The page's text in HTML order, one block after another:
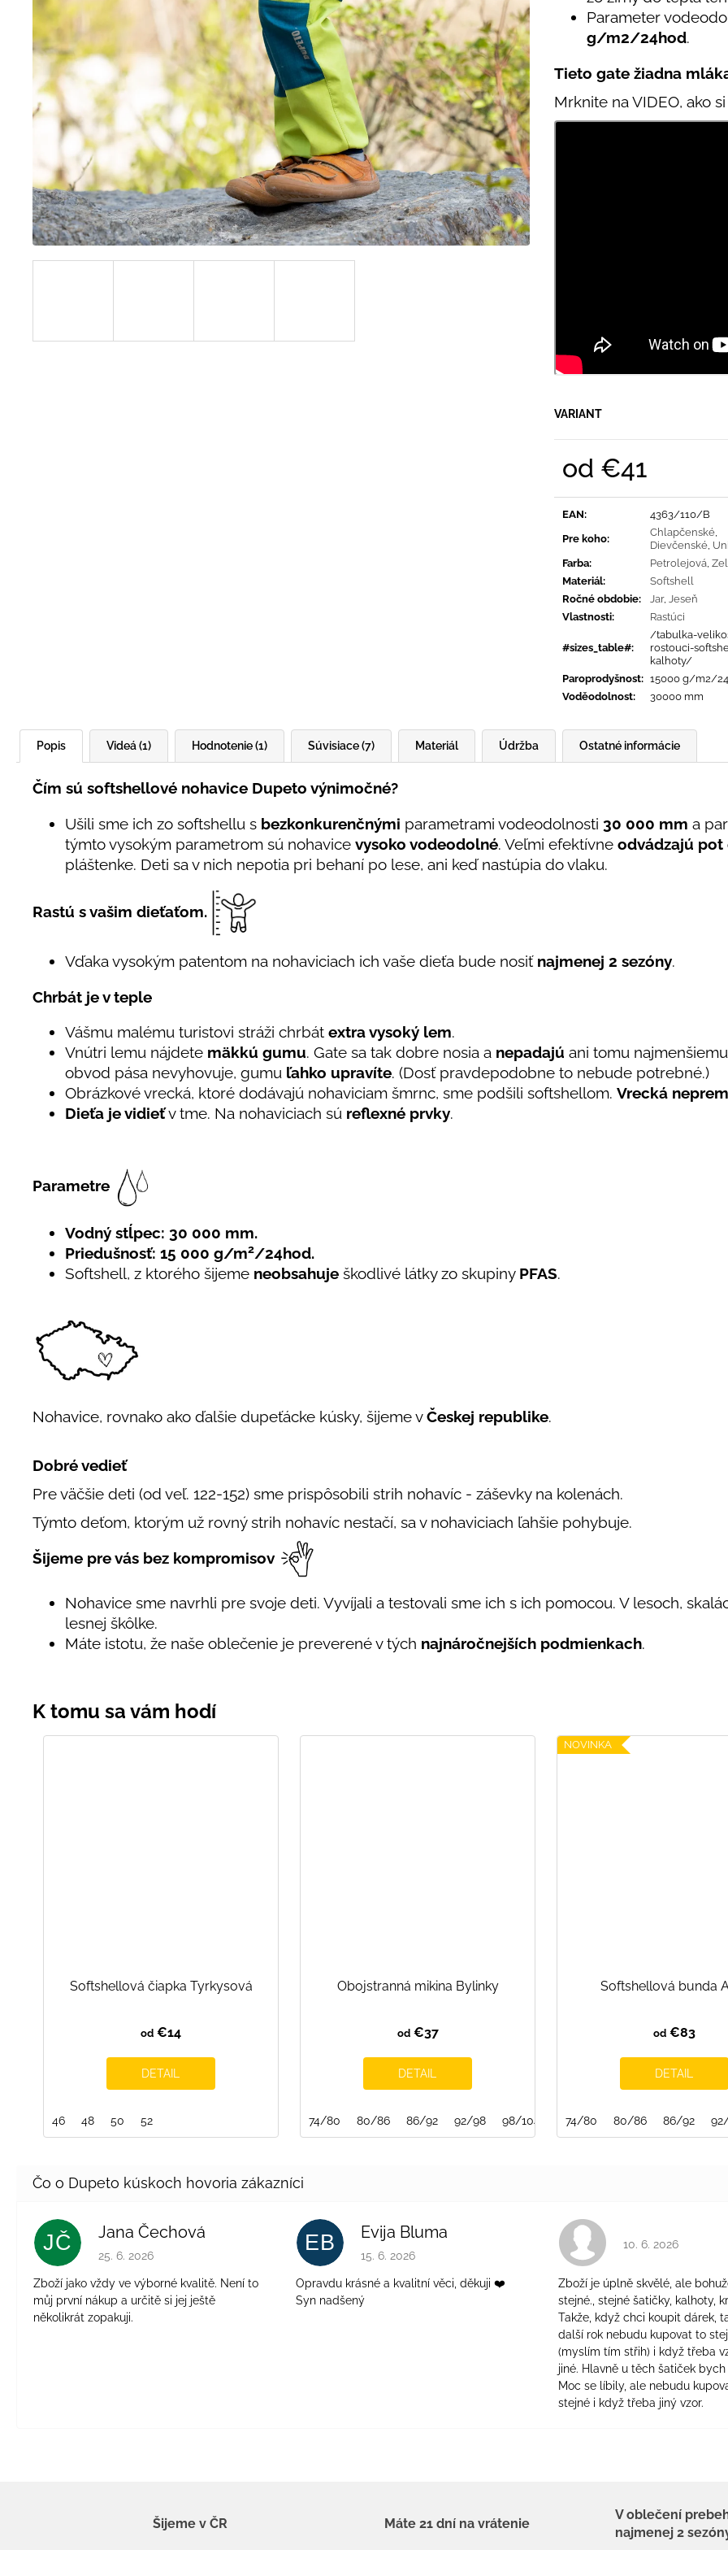
Parameter
g/m2/24hod.
Tieto gate žiadna
Mrknite na VIDEO, ako
VARIANT
od €41
EAN:
4363/110/B
Pre koho:
Chlapčenské,
Dievčenské,
Farba: Petrolejová,
Materiál:
Softshell
Ročné obdobie: Jar, Jeseň
Vlastnosti: Rastúci
#sizes_table#:
/tabulka-
rostouci-
kalhoty/
Paroprodyšnost: 15000 g/m2/
Voděodolnost: 30000 mm
Popis Videá (1) Hodnotenie (1) Súvisiace (7) Ostatné informácie
Materiál Údržba
Čím sú softshellové nohavice Dupeto výnimočné?
Ušili sme ich zo softshellu s bezkonkurenčnými parametrami vodeodolnosti 30 000 mm a
týmto vysokým parametrom sú nohavice vysoko vodeodolné. Veľmi efektívne odvádzajú pot
pláštenke. Deti sa v nich nepotia pri behaní po lese, ani keď nastúpia do vlaku.
Rastú s vašim dieťaťom.
Vďaka vysokým patentom na nohaviciach ich vaše dieťa bude nosiť najmenej 2 sezóny.
Chrbát je v teple
Vášmu malému turistovi stráži chrbát extra vysoký lem.
Vnútri lemu nájdete mäkkú gumu. Gate sa tak dobre nosia a nepadajú ani tomu najmenšiemu
obvod pása nevyhovuje, gumu ľahko upravíte. (Dosť pravdepodobne to nebude potrebné.)
Obrázkové vrecká, ktoré dodávajú nohaviciam šmrnc, sme podšili softshellom. Vrecká
Dieťa je vidieťv tme. Na nohaviciach sú reflexné prvky.
Parametre
Vodný stĺpec: 30 000 mm.
Priedušnosť: 15 000 g/m2/24hod.
Softshell, z ktorého šijeme neobsahuje škodlivé látky zo skupiny PFAS.
Nohavice, rovnako ako ďalšie dupeťácke kúsky, šijeme vČeskej republike.
Dobré vedieť
Pre väčšie deti (od veľ. 122-152) sme prispôsobili strih nohavíc - záševky na kolenách.
Týmto deťom, ktorým už rovný strih nohavíc nestačí, sa v nohaviciach ľahšie pohybuje.
Šijeme pre vás bez kompromisov
Nohavice sme navrhli pre svoje deti. Vyvíjali a testovali sme ich s ich pomocou. V lesoch,
lesnej škôlke.
Máte istotu, že naše oblečenie je preverené v tých najnáročnejších podmienkach.
Softshellová čiapka Tyrkysová
od €14
DETAIL
46 48 50 52
Obojstranná mikina Bylinky
od€37
DETAIL
74/80 80/86 86/92 92/98 98/104 104/110 110/116 128/134
NOVINKA
Softshellová bunda
od €83
DETAIL
74/80 80/86 86/92
JČ Jana Čechová
Hodnotenie obchodu je 5 z 5 hviezdičiek.
25. 6. 2026
Zboží jako vždy ve výborné kvalitě. Není to
můj první nákup a určitě si jej ještě
několikrát zopakuji.
EB Evija Bluma
Hodnotenie obchodu je 5 z 5 hviezdičiek.
15. 6. 2026
Opravdu krásné a kvalitní věci, děkuji ❤️
Syn nadšený
Hodnotenie
10. 6. 2026
Zboží je úplně skvělé, ale
stejné., stejné šatičky, kalhoty,
Takže, když chci koupit dárek,
další rok nebudu kupovat to
(myslím tím střih) i když třeba
jiné. Hlavně u těch šatiček
Moc se líbily, ale nebudu
stejné i když třeba jiný vzor.
€16
€18
Šijeme v ČR Máte 21 dní na vrátenie
V oblečení
najmenej 2